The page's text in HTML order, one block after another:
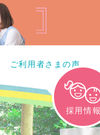
ご利用者さまの声
採用情報